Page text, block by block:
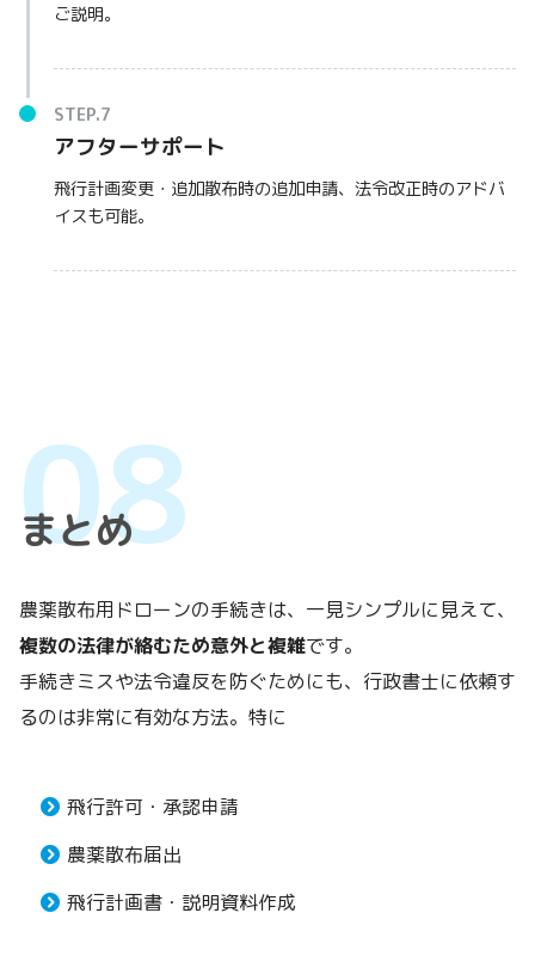
ご説明。
アフターサポート
飛行計画変更・追加散布時の追加申請、法令改正時のアドバ
イスも可能。
まとめ
農薬散布用ドローンの手続きは、一見シンプルに見えて、
複数の法律が絡むため意外と複雑です。
手続きミスや法令違反を防ぐためにも、行政書士に依頼す
るのは非常に有効な方法。特に
飛行許可・承認申請
農薬散布届出
飛行計画書・説明資料作成